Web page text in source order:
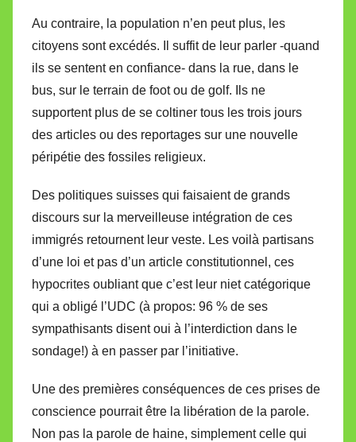
Au contraire, la population n’en peut plus, les
citoyens sont excédés. Il suffit de leur parler -quand
ils se sentent en confiance- dans la rue, dans le
bus, sur le terrain de foot ou de golf. Ils ne
supportent plus de se coltiner tous les trois jours
des articles ou des reportages sur une nouvelle
péripétie des fossiles religieux.
Des politiques suisses qui faisaient de grands
discours sur la merveilleuse intégration de ces
immigrés retournent leur veste. Les voilà partisans
d’une loi et pas d’un article constitutionnel, ces
hypocrites oubliant que c’est leur niet catégorique
qui a obligé l’UDC (à propos: 96 % de ses
sympathisants disent oui à l’interdiction dans le
sondage!) à en passer par l’initiative.
Une des premières conséquences de ces prises de
conscience pourrait être la libération de la parole.
Non pas la parole de haine, simplement celle qui